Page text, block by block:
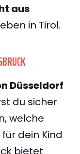
aus
in Tirol.
Düsseldorf
du sicher
welche
dein Kind